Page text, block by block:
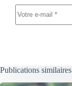
Publications similaires